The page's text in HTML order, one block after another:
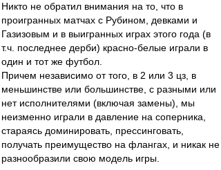
Никто не обратил внимания на то, что в
проигранных матчах с Рубином, девками и
Газизовым и в выигранных играх этого года (в
т.ч. последнее дерби) красно-белые играли в
один и тот же футбол.
Причем независимо от того, в 2 или 3 цз, в
меньшинстве или большинстве, с разными или
нет исполнителями (включая замены), мы
неизменно играли в давление на соперника,
стараясь доминировать, прессинговать,
получать преимущество на флангах, и никак не
разнообразили свою модель игры.